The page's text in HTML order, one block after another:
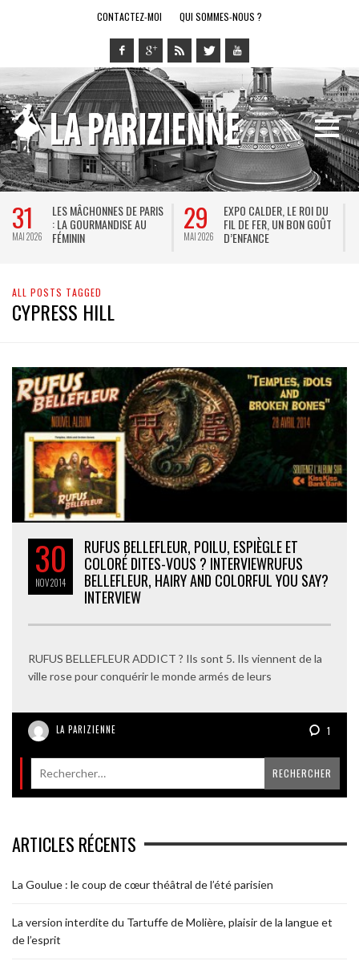
CONTACTEZ-MOI QUI SOMMES-NOUS ?
31
MAI 2026
LES MÂCHONNES DE PARIS
: LA GOURMANDISE AU
FÉMININ
29
MAI 2026
EXPO CALDER, LE ROI DU
FIL DE FER, UN BON GOÛT
D’ENFANCE
ALL POSTS TAGGED
CYPRESS HILL
30
NOV2014
RUFUS BELLEFLEUR, POILU, ESPIÈGLE ET
COLORÉ DITES-VOUS ? INTERVIEWRUFUS
BELLEFLEUR, HAIRY AND COLORFUL YOU SAY?
INTERVIEW
RUFUS BELLEFLEUR ADDICT ? Ils sont 5. Ils viennent de la
ville rose pour conquérir le monde armés de leurs
LA PARIZIENNE 1
ARTICLES RÉCENTS
La Goulue : le coup de cœur théâtral de l’été parisien
La version interdite du Tartuffe de Molière, plaisir de la langue et
de l’esprit